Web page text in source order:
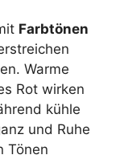
Farbtönen
Warme
Rot wirken
kühle
und Ruhe
Tönen